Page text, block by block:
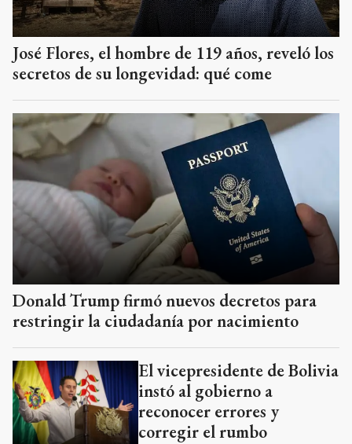
José Flores, el hombre de 119 años, reveló los
secretos de su longevidad: qué come
Donald Trump firmó nuevos decretos para
restringir la ciudadanía por nacimiento
El vicepresidente de Bolivia
instó al gobierno a
reconocer errores y
corregir el rumbo